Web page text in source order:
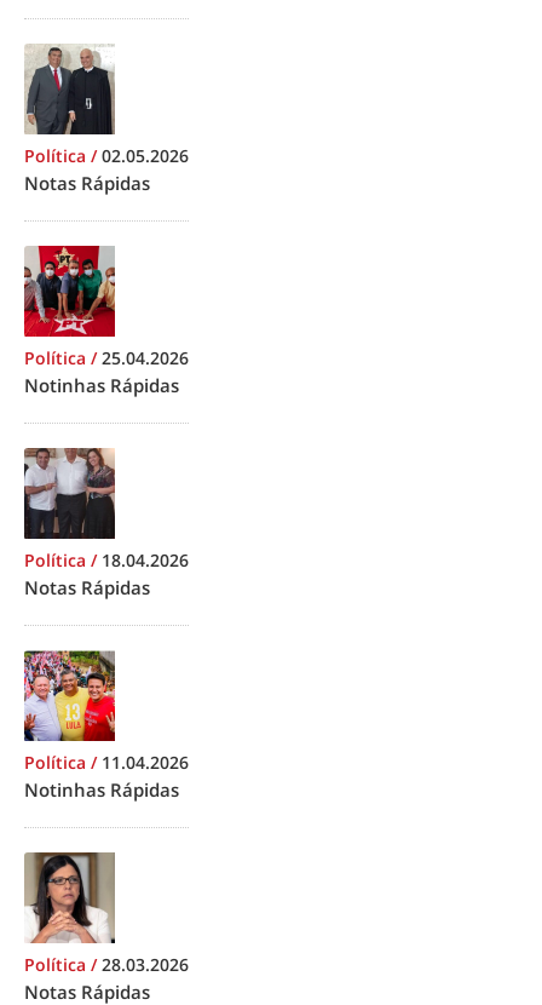
Política /02.05.2026
Notas Rápidas
Política /25.04.2026
Notinhas Rápidas
Política / 18.04.2026
Notas Rápidas
Política / 11.04.2026
Notinhas Rápidas
Política /28.03.2026
Notas Rápidas